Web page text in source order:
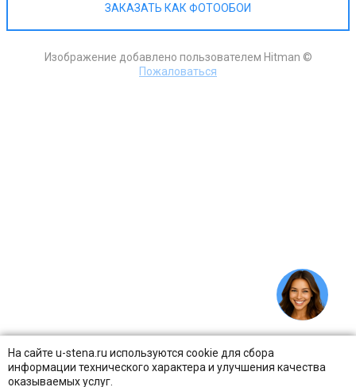
На сайте u-stena.ru используются cookie для сбора
информации технического характера и улучшения качества
оказываемых услуг.
ЗАКАЗАТЬ КАК ФОТООБОИ
Изображение добавлено пользователем Hitman ©
Пожаловаться